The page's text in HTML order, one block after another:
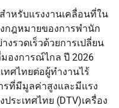
ำหรับแรงงานเคลื่อนที่ใน
กฎหมายของการพำนัก
รวดเร็วด้วยการเปลี่ยน
องการณ์ไกล ปี 2026
ทศไทยต่อผู้ทำงานไร้
ที่มีมูลค่าสูงและมีแรง
ระเทศไทย (DTV)เครื่อง